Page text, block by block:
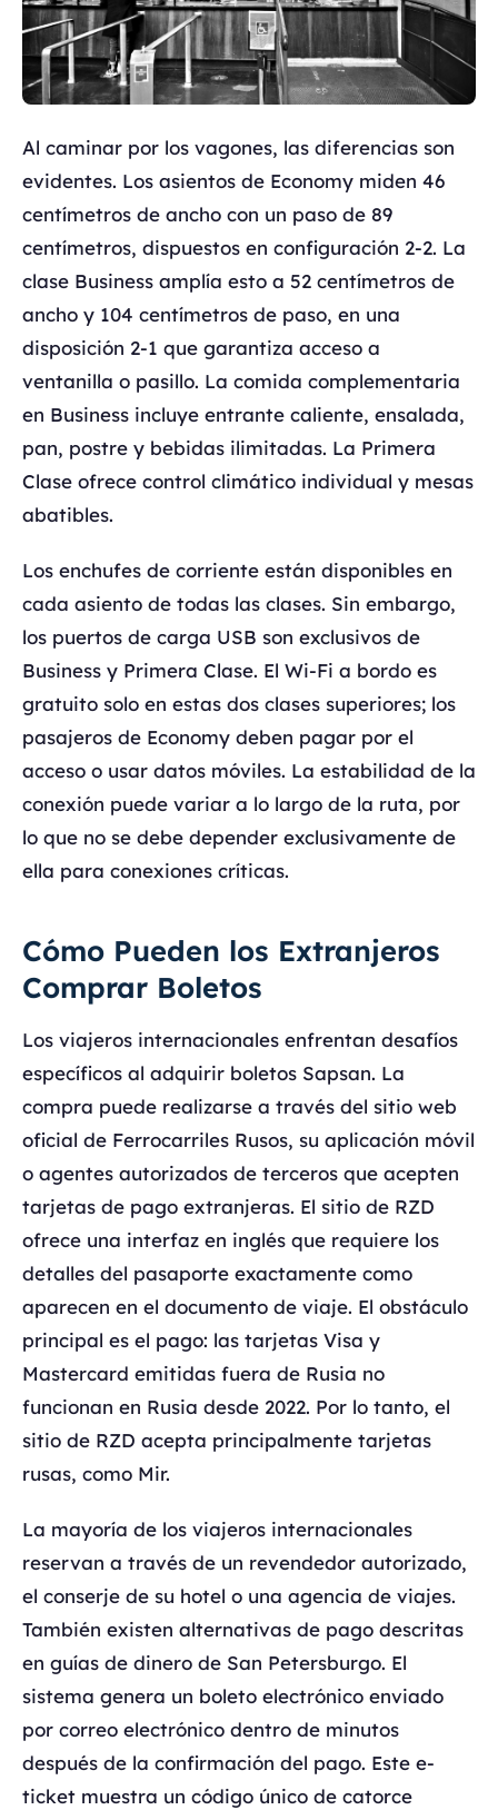
Al caminar por los vagones, las diferencias son
evidentes. Los asientos de Economy miden 46
centímetros de ancho con un paso de 89
centímetros, dispuestos en configuración 2-2. La
clase Business amplía esto a 52 centímetros de
ancho y 104 centímetros de paso, en una
disposición 2-1 que garantiza acceso a
ventanilla o pasillo. La comida complementaria
en Business incluye entrante caliente, ensalada,
pan, postre y bebidas ilimitadas. La Primera
Clase ofrece control climático individual y mesas
abatibles.
Los enchufes de corriente están disponibles en
cada asiento de todas las clases. Sin embargo,
los puertos de carga USB son exclusivos de
Business y Primera Clase. El Wi-Fi a bordo es
gratuito solo en estas dos clases superiores; los
pasajeros de Economy deben pagar por el
acceso o usar datos móviles. La estabilidad de la
conexión puede variar a lo largo de la ruta, por
lo que no se debe depender exclusivamente de
ella para conexiones críticas.
Cómo Pueden los Extranjeros
Comprar Boletos
Los viajeros internacionales enfrentan desafíos
específicos al adquirir boletos Sapsan. La
compra puede realizarse a través del sitio web
oficial de Ferrocarriles Rusos, su aplicación móvil
o agentes autorizados de terceros que acepten
tarjetas de pago extranjeras. El sitio de RZD
ofrece una interfaz en inglés que requiere los
detalles del pasaporte exactamente como
aparecen en el documento de viaje. El obstáculo
principal es el pago: las tarjetas Visa y
Mastercard emitidas fuera de Rusia no
funcionan en Rusia desde 2022. Por lo tanto, el
sitio de RZD acepta principalmente tarjetas
rusas, como Mir.
La mayoría de los viajeros internacionales
reservan a través de un revendedor autorizado,
el conserje de su hotel o una agencia de viajes.
También existen alternativas de pago descritas
en guías de dinero de San Petersburgo. El
sistema genera un boleto electrónico enviado
por correo electrónico dentro de minutos
después de la confirmación del pago. Este e-
ticket muestra un código único de catorce